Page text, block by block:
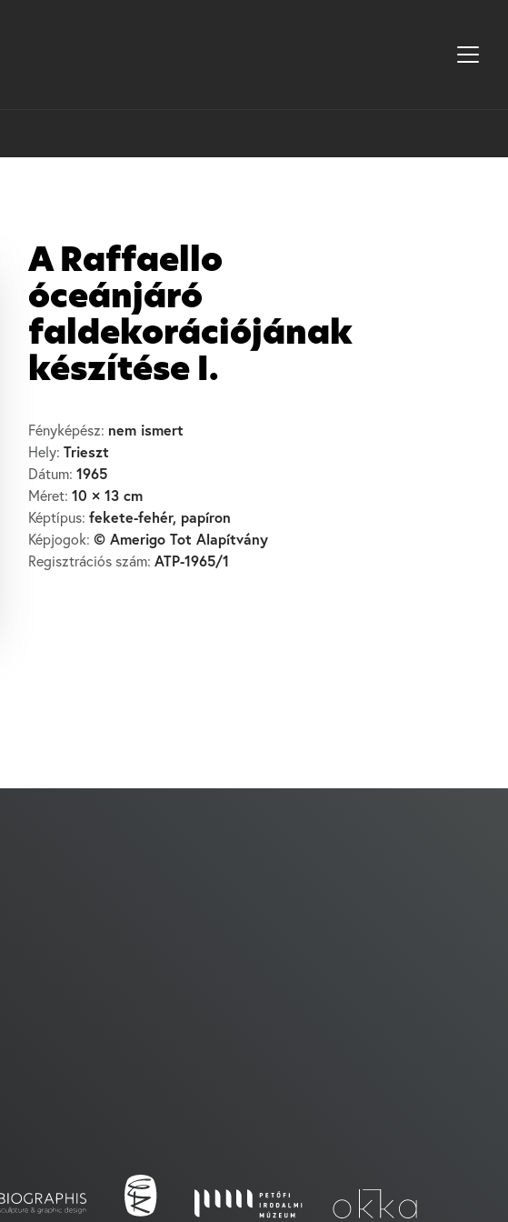
A Raffaello
óceánjáró
faldekorációjának
készítése I.
Fényképész: nem ismert
Hely: Trieszt
Dátum: 1965
Méret: 10 × 13 cm
Képtípus: fekete-fehér, papíron
Képjogok: © Amerigo Tot Alapítvány
Regisztrációs szám: ATP-1965/1